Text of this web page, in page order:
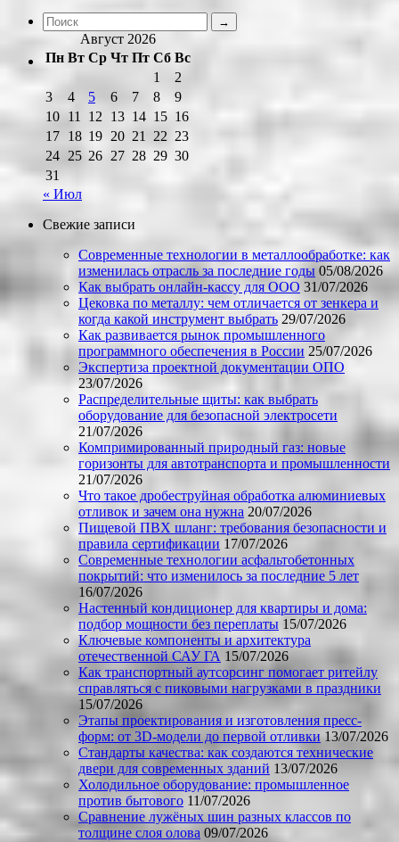
Август 2026
Пн Вт Ср Чт Пт Сб Вс
1
2
3
4 5 6 7 8
9
10 11 12 13 14 15 16
17 18 19 20 21 22 23
24 25 26 27 28 29 30
31
« Июл
Свежие записи
Современные технологии в металлообработке: как
изменилась отрасль за последние годы 05/08/2026
Как выбрать онлайн-кассу для ООО 31/07/2026
Цековка по металлу: чем отличается от зенкера и
когда какой инструмент выбрать 29/07/2026
Как развивается рынок промышленного
программного обеспечения в России 25/07/2026
Экспертиза проектной документации ОПО
23/07/2026
Распределительные щиты: как выбрать
оборудование для безопасной электросети
21/07/2026
Компримированный природный газ: новые
горизонты для автотранспорта и промышленности
21/07/2026
Что такое дробеструйная обработка алюминиевых
отливок и зачем она нужна 20/07/2026
Пищевой ПВХ шланг: требования безопасности и
правила сертификации 17/07/2026
Современные технологии асфальтобетонных
покрытий: что изменилось за последние 5 лет
16/07/2026
Настенный кондиционер для квартиры и дома:
подбор мощности без переплаты 15/07/2026
Ключевые компоненты и архитектура
отечественной САУ ГА 15/07/2026
Как транспортный аутсорсинг помогает ритейлу
справляться с пиковыми нагрузками в праздники
15/07/2026
Этапы проектирования и изготовления пресс-
форм: от 3D-модели до первой отливки 13/07/2026
Стандарты качества: как создаются технические
двери для современных зданий 13/07/2026
Холодильное оборудование: промышленное
против бытового 11/07/2026
Сравнение лужёных шин разных классов по
толщине слоя олова 09/07/2026